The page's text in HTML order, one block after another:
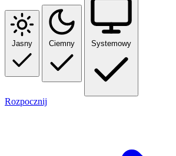
Jasny Ciemny Systemowy
Rozpocznij